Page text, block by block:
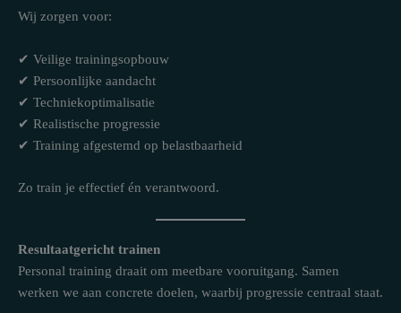
Wij zorgen voor:
✔ Veilige trainingsopbouw
✔ Persoonlijke aandacht
✔ Techniekoptimalisatie
✔ Realistische progressie
✔ Training afgestemd op belastbaarheid
Zo train je effectief én verantwoord.
Resultaatgericht trainen
Personal training draait om meetbare vooruitgang. Samen
werken we aan concrete doelen, waarbij progressie centraal staat.